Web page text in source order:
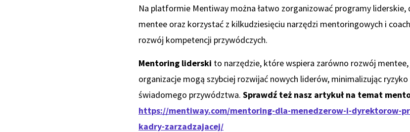
Na platformie Mentiway można łatwo zorganizować programy liderskie,
mentee oraz korzystać z kilkudziesięciu narzędzi mentoringowych i
rozwój kompetencji przywódczych.
Mentoring liderski to narzędzie, które wspiera zarówno rozwój
organizacje mogą szybciej rozwijać nowych liderów, minimalizując
świadomego przywództwa. Sprawdź też nasz artykuł na temat
https://mentiway.com/mentoring-dla-menedzerow-i-dyrektorow-
kadry-zarzadzajacej/